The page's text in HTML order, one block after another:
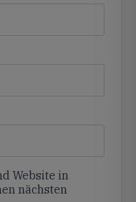
Website in
nächsten